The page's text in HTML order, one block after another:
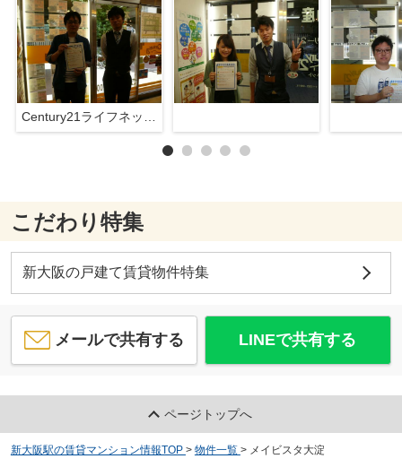
こだわり特集
新大阪の戸建て賃貸物件特集
メールで共有する LINEで共有する
ページトップへ
新大阪駅の賃貸マンション情報TOP > 物件一覧 > メイビスタ大淀